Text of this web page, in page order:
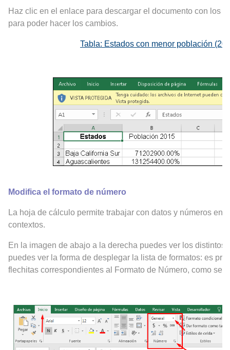
Haz clic en el enlace para descargar el documento con los
para poder hacer los cambios.
Tabla: Estados con menor población
Modifica el formato de número
La hoja de cálculo permite trabajar con datos y números
contextos.
En la imagen de abajo a la derecha puedes ver los
puedes ver la forma de desplegar la lista de formatos: es
flechitas correspondientes al Formato de Número, como se